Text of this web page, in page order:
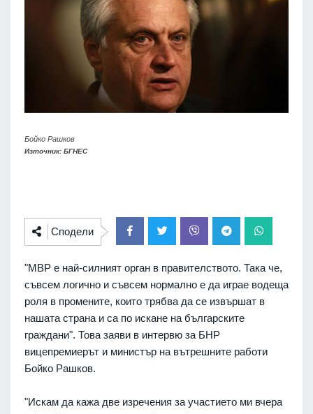
Бойко Рашков
Източник: БГНЕС
Сподели
"МВР е най-силният орган в правителството. Така че,
съвсем логично и съвсем нормално е да играе водеща
роля в промените, които трябва да се извършат в
нашата страна и са по искане на българските
граждани". Това заяви в интервю за БНР
вицепремиерът и министър на вътрешните работи
Бойко Рашков.
"Искам да кажа две изречения за участието ми вчера